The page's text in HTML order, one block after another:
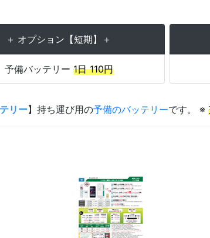
＋ オプション【短期】＋
予備バッテリー 1日 110円
リー】持ち運び用の予備のバッテリーです。 ※